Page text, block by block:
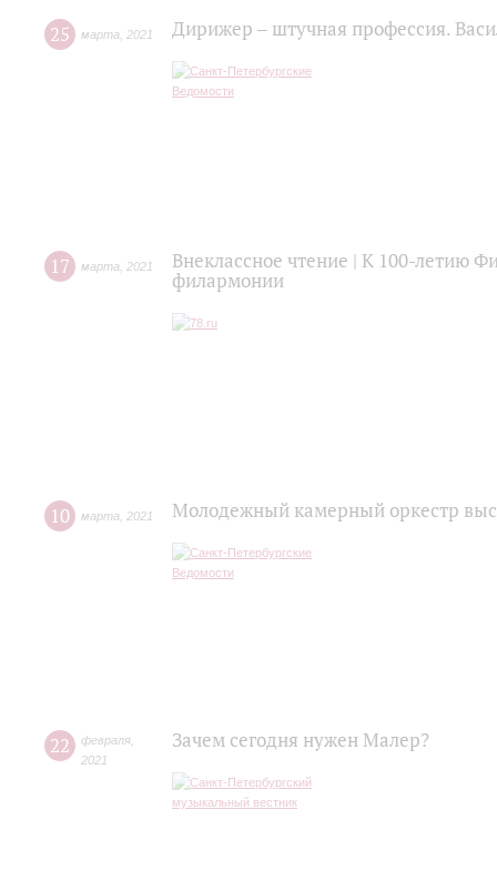
25 марта 2021 Дирижер – штучная профессия.
17 марта 2021
Внеклассное чтение | К 100-летию
филармонии
10 марта 2021 Молодежный камерный оркестр
22 февраля
2021
Зачем сегодня нужен Малер?